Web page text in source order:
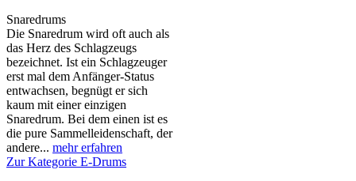
Snaredrums
Die Snaredrum wird oft auch als
das Herz des Schlagzeugs
bezeichnet. Ist ein Schlagzeuger
erst mal dem Anfänger-Status
entwachsen, begnügt er sich
kaum mit einer einzigen
Snaredrum. Bei dem einen ist es
die pure Sammelleidenschaft, der
andere... mehr erfahren
Zur Kategorie E-Drums